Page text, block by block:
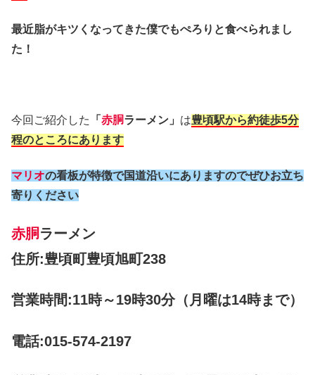
最近脂がキツくなってきた僕でもぺろりと食べられまし
た！
今回ご紹介した 「 赤胴ラーメン」 は豊頃駅から約徒歩5分
程のところにあります
マリオの看板が特徴で国道沿いにありますのでぜひお立ち
寄りください
赤胴 ラーメン
住所:豊頃町豊頃旭町238
営業時間:11時～19時30分（月曜は14時まで）
電話:015-574-2197